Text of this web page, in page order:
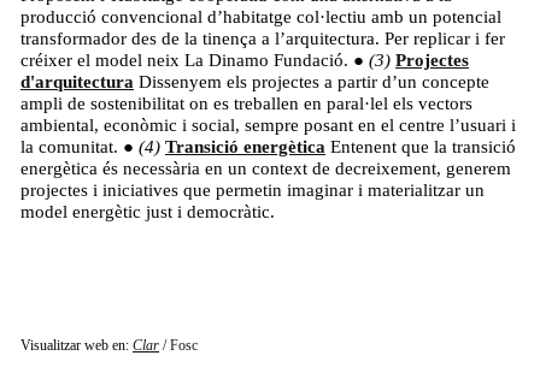
producció convencional d’habitatge col·lectiu amb un potencial
transformador des de la tinença a l’arquitectura. Per replicar i fer
créixer el model neix La Dinamo Fundació.
Projectes
d'arquitectura Dissenyem els projectes a partir d’un concepte
ampli de sostenibilitat on es treballen en paral·lel els vectors
ambiental, econòmic i social, sempre posant en el centre l’usuari i
la comunitat.
Transició energètica Entenent que la transició
energètica és necessària en un context de decreixement, generem
projectes i iniciatives que permetin imaginar i materialitzar un
model energètic just i democràtic.
Visualitzar web en: Clar /Fosc